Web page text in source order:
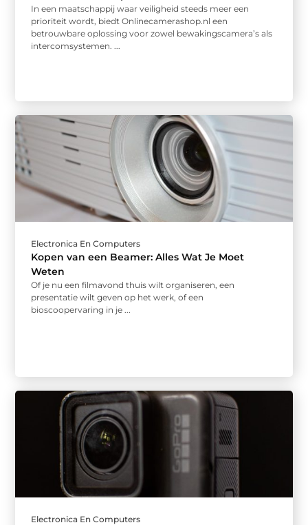
In een maatschappij waar veiligheid steeds meer een
prioriteit wordt, biedt Onlinecamerashop.nl een
betrouwbare oplossing voor zowel bewakingscamera’s als
intercomsystemen. ...
Electronica En Computers
Kopen van een Beamer: Alles Wat Je Moet
Weten
Of je nu een filmavond thuis wilt organiseren, een
presentatie wilt geven op het werk, of een
bioscoopervaring in je ...
Electronica En Computers